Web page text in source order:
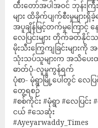
ထီးတော်အပါအ၀င် ဘုန်းကြီး
များ ထိခိုက်ပျက်စီးမှုများ
အပူချိန်မြင့်တက်မှုကြောင့်
လေပြင်းများ တိုက်ခတ်နိုင်
မိုးသီးကြွေကျခြင်းမျာ
သုံးသပ်သူများက အသိပေး
ဓာတ်ပုံ-လူမှုကွန်ရက်
ပုံစာ- မုံရွာမြို့ပေါ်တွင် လေပ
တွေ့ရစဉ်
#စစ်ကိုင်း #မုံရွာ #လေပြင်
ငယ် #သေဆုံး
#Ayeyarwaddy_Times